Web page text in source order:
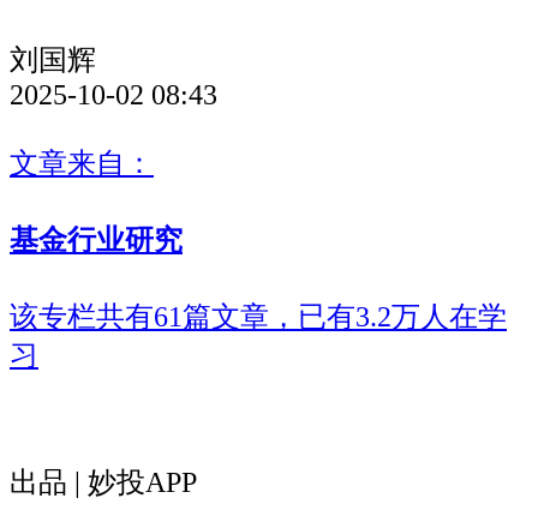
刘国辉
2025-10-02 08:43
文章来自：
基金行业研究
该专栏共有61篇文章，已有3.2万人在学
习
出品 | 妙投APP